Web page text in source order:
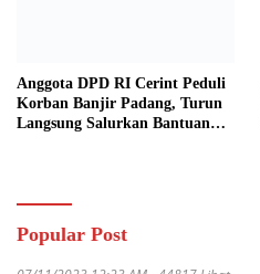
Anggota DPD RI Cerint Peduli
Korban Banjir Padang, Turun
Langsung Salurkan Bantuan
Popular Post